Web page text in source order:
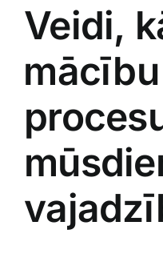
Veidi,
⁤mācību